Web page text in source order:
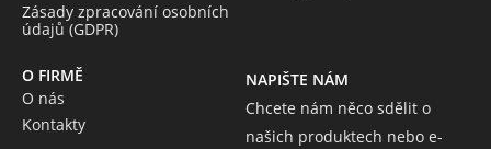
Zásady zpracování osobních
údajů (GDPR)
O FIRMĚ
O nás
Kontakty
NAPIŠTE NÁM
Chcete nám něco sdělit o
našich produktech nebo e-